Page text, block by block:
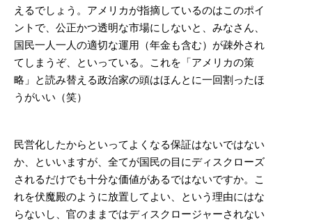
えるでしょう。アメリカが指摘しているのはこのポイ
ントで、公正かつ透明な市場にしないと、みなさん、
国民一人一人の適切な運用（年金も含む）が疎外され
てしまうぞ、といっている。これを「アメリカの策
略」と読み替える政治家の頭はほんとに一回割ったほ
うがいい（笑）
民営化したからといってよくなる保証はないではない
か、といいますが、全てが国民の目にディスクローズ
されるだけでも十分な価値があるではないですか。こ
れを伏魔殿のように放置してよい、という理由にはな
らないし、官のままではディスクロージャーされない